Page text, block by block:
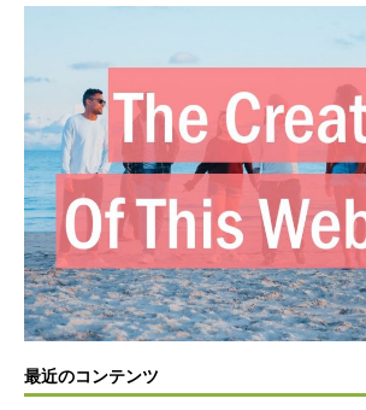
最近のコンテンツ